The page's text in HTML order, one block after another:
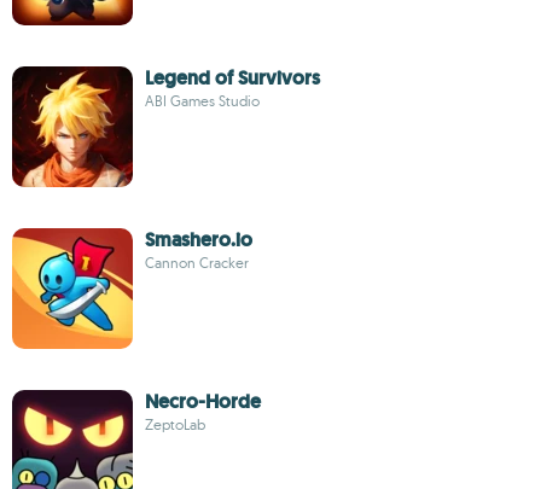
Legend of Survivors
ABI Games Studio
Smashero.io
Cannon Cracker
Necro-Horde
ZeptoLab